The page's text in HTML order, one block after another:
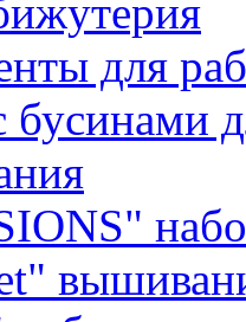
для